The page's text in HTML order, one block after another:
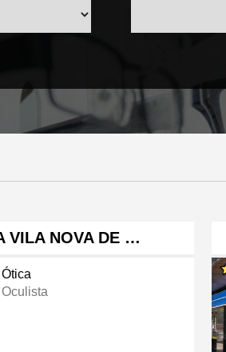
VILA NOVA DE …
Ótica
Oculista